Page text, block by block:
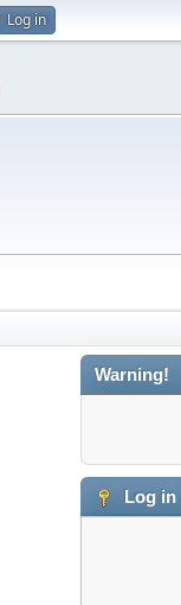
Log in
Warning!
Log in